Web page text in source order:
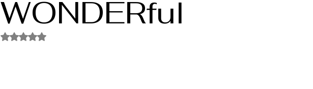
WONDERful
Mit NaN von 5 Sternen bewertet.